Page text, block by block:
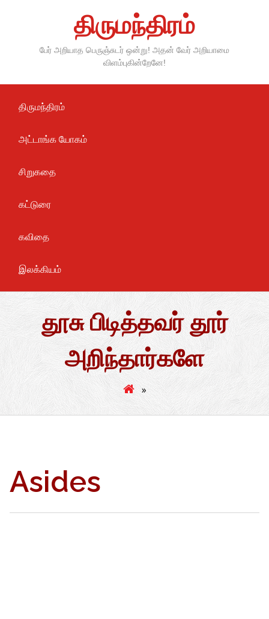
திருமந்திரம்
பேர் அறியாத பெருஞ்சுடர் ஒன்று! அதன் வேர் அறியாமை
விளம்புகின்றேனே!
திருமந்திரம்
அட்டாங்க யோகம்
சிறுகதை
கட்டுரை
கவிதை
இலக்கியம்
தூசு பிடித்தவர் தூர்
அறிந்தார்களே
»
Asides